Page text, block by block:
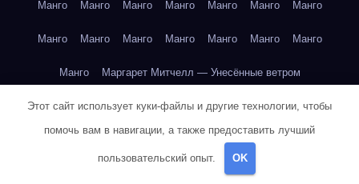
Манго Манго Манго Манго Манго Манго Манго
Манго Манго Манго Манго Манго Манго Манго
Манго Маргарет Митчелл — Унесённые ветром
Марк Твен — Приключения Тома Сойера
Марк Твен — Приключения Тома Сойера
Марк Твен — Приключения Тома Сойера
Этот сайт использует куки-файлы и другие технологии, чтобы
помочь вам в навигации, а также предоставить лучший
пользовательский опыт. OK